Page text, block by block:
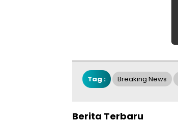
Tag : Breaking News
Berita Terbaru